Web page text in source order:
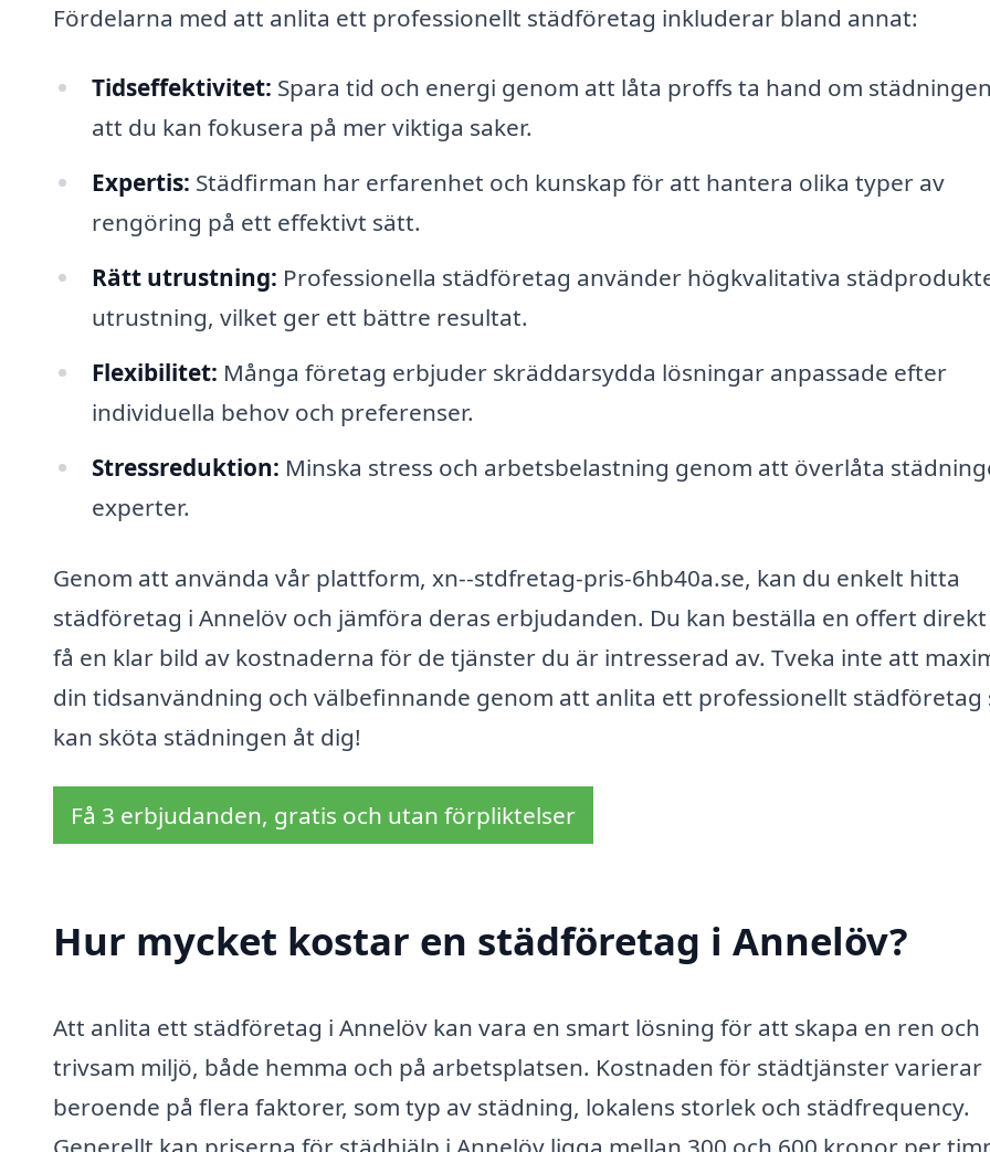
Fördelarna med att anlita ett professionellt städföretag inkluderar bland annat:
Tidseffektivitet: Spara tid och energi genom att låta proffs ta hand om
att du kan fokusera på mer viktiga saker.
Expertis: Städfirman har erfarenhet och kunskap för att hantera olika typer av
rengöring på ett effektivt sätt.
Rätt utrustning: Professionella städföretag använder högkvalitativa
utrustning, vilket ger ett bättre resultat.
Flexibilitet: Många företag erbjuder skräddarsydda lösningar anpassade efter
individuella behov och preferenser.
Stressreduktion: Minska stress och arbetsbelastning genom att överlåta
experter.
Genom att använda vår plattform, xn--stdfretag-pris-6hb40a.se, kan du enkelt hitta
städföretag i Annelöv och jämföra deras erbjudanden. Du kan beställa en offert
få en klar bild av kostnaderna för de tjänster du är intresserad av. Tveka inte att
din tidsanvändning och välbefinnande genom att anlita ett professionellt städföretag
kan sköta städningen åt dig!
Få 3 erbjudanden, gratis och utan förpliktelser
Hur mycket kostar en städföretag i Annelöv?
Att anlita ett städföretag i Annelöv kan vara en smart lösning för att skapa en ren och
trivsam miljö, både hemma och på arbetsplatsen. Kostnaden för städtjänster varierar
beroende på flera faktorer, som typ av städning, lokalens storlek och städfrequency.